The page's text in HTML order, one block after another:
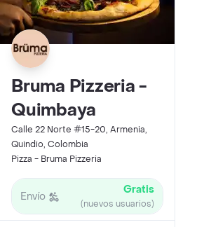
Bruma Pizzeria -
Quimbaya
Calle 22 Norte #15-20, Armenia,
Quindio, Colombia
Pizza - Bruma Pizzeria
Envío Gratis
(nuevos usuarios)